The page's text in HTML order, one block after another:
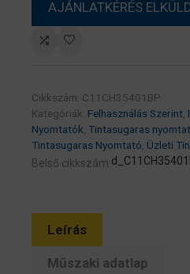
Cikkszám: C11CH35401BP
Kategóriák: Felhasználás Szerint,
Nyomtatók, Tintasugaras
Tintasugaras Nyomtató, Üzleti
Belső cikkszám:
Leírás
Műszaki adatlap